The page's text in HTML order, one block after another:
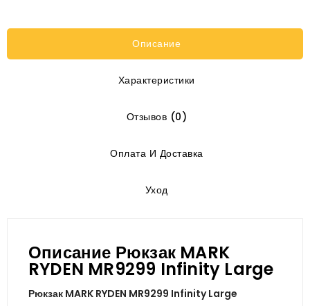
Описание
Характеристики
Отзывов (0)
Оплата И Доставка
Уход
Описание Рюкзак MARK
RYDEN MR9299 Infinity Large
Рюкзак MARK RYDEN MR9299 Infinity Large